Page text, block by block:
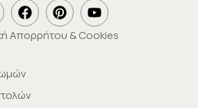
Απορρήτου & Cookies